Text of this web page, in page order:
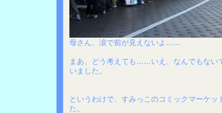
母さん、涙で前が見えないよ……
まあ、どう考えても……いえ、なんでもない
いました。
というわけで、すみっこのコミックマーケッ
た。